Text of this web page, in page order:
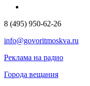
8 (495) 950-62-26
info@govoritmoskva.ru
Реклама на радио
Города вещания